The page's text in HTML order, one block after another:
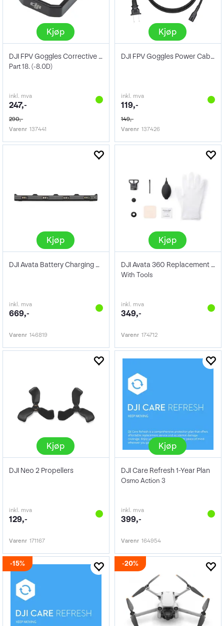
Kjøp
DJI FPV Goggles Corrective Lenses
Part 18. (-8.0D)
inkl. mva
247,-
290,-
Varenr 137441
Kjøp
DJI FPV Goggles Power Cable (XT60)
inkl. mva
119,-
149,-
Varenr 137426
Kjøp
DJI Avata Battery Charging Hub
inkl. mva
669,-
Varenr 146819
Kjøp
DJI Avata 360 Replacement Lens Kit
With Tools
inkl. mva
349,-
Varenr 174712
Kjøp
DJI Neo 2 Propellers
inkl. mva
129,-
Varenr 171167
Kjøp
DJI Care Refresh 1-Year Plan
Osmo Action 3
inkl. mva
399,-
Varenr 164954
15% 20%